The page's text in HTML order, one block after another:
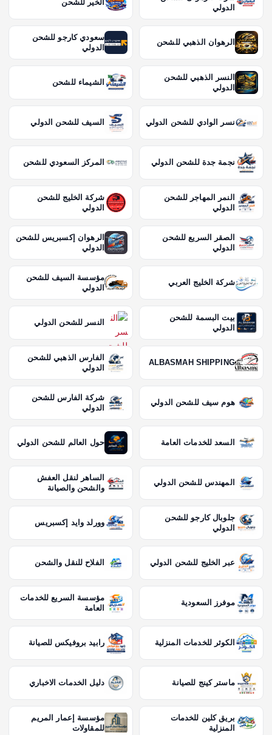
الدولي
الخير للشحن
الرهوان الذهبي للشحن
سعودي كارجو للشحن
الدولي
النسر الذهبي للشحن
الدولي
الشيماء للشحن
نسر الوادي للشحن الدولي السيف للشحن الدولي
نجمة جدة للشحن الدولي المركز السعودي للشحن
النمر المهاجر للشحن
الدولي
شركة الخليج للشحن
الدولي
الصقر السريع للشحن
الدولي
الرهوان إكسبريس للشحن
الدولي
شركة الخليج العربي
مؤسسة السيف للشحن
الدولي
بيت البسمة للشحن
الدولي
النسر للشحن الدولي
ALBASMAH SHIPPING
الفارس الذهبي للشحن
الدولي
هوم سيف للشحن الدولي
شركة الفارس للشحن
الدولي
السعد للخدمات العامة حول العالم للشحن الدولي
المهندس للشحن الدولي
الساهر لنقل العفش
والشحن والصيانة
جلوبال كارجو للشحن
الدولي
وورلد وايد إكسبريس
عبر الخليج للشحن الدولي الفلاح للنقل والشحن
موفرز السعودية
مؤسسة السريع للخدمات
العامة
الكوثر للخدمات المنزلية رابيد بروفيكس للصيانة
ماستر كينج للصيانة دليل الخدمات الاخباري
بريق كلين للخدمات
المنزلية
مؤسسة إعمار المريم
للمقاولات